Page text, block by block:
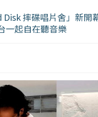
Disk 摔碟唱片舍」新開
一起自在聽音樂